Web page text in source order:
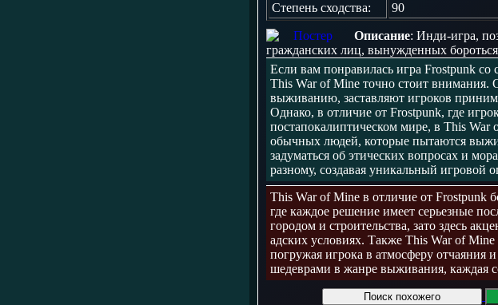
Степень сходства:
90
Описание: Инди-игра,
гражданских лиц, вынужденных
Если вам понравилась игра Frostpunk
This War of Mine точно стоит
выживанию, заставляют игроков
Однако, в отличие от Frostpunk, где
постапокалиптическом мире, в This War
обычных людей, которые пытаются
задуматься об этических вопросах и
разному, создавая уникальный игровой
This War of Mine в отличие от Frostpunk
где каждое решение имеет серьезные
городом и строительства, зато здесь
адских условиях. Также This War of
погружая игрока в атмосферу
шедеврами в жанре выживания, каждая
Поиск похожего